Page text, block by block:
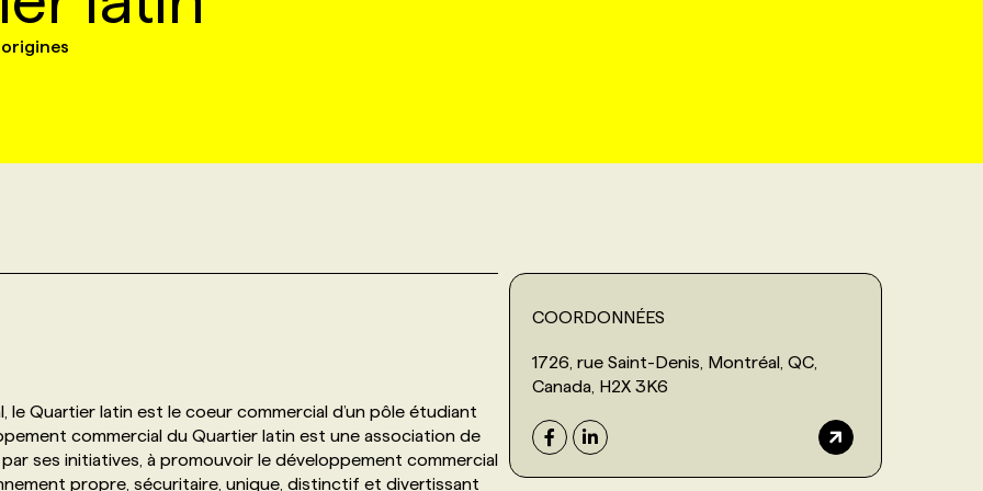
Quartier latin est le coeur commercial d’un pôle étudiant
commercial du Quartier latin est une association de
ses initiatives, à promouvoir le développement commercial
propre, sécuritaire, unique, distinctif et divertissant
COORDONNÉES
1726, rue Saint-Denis, Montréal, QC,
Canada, H2X 3K6